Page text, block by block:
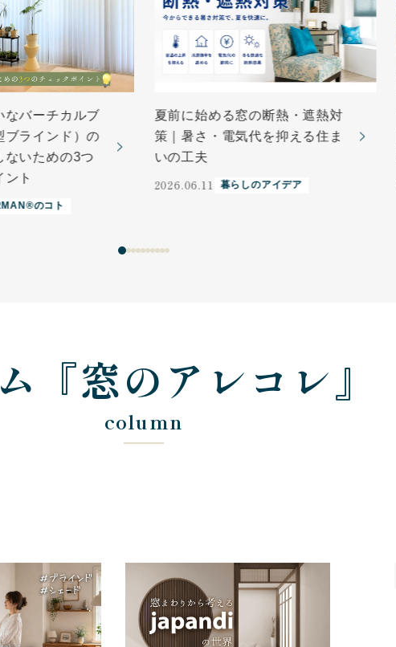
なバーチカルブ
ブラインド）の
ないための3つ
ント
のコト
夏前に始める窓の断熱・遮熱対
策｜暑さ・電気代を抑える住ま
いの工夫
2026.06.11 暮らしのアイデア
『窓のアレコレ』
column